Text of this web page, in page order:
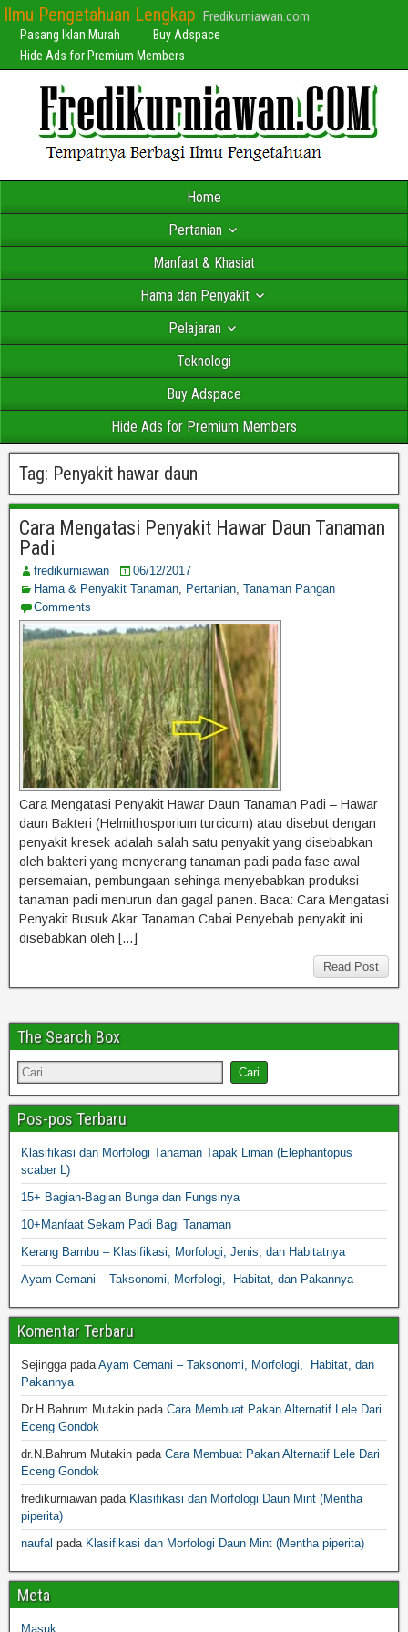
Ilmu Pengetahuan Lengkap Fredikurniawan.com
Pasang Iklan Murah
Buy Adspace
Hide Ads for Premium Members
Home
Pertanian
Manfaat & Khasiat
Hama dan Penyakit
Pelajaran
Teknologi
Buy Adspace
Hide Ads for Premium Members
Tag: Penyakit hawar daun
Cara Mengatasi Penyakit Hawar Daun Tanaman
Padi
fredikurniawan
06/12/2017
Hama & Penyakit Tanaman, Pertanian, Tanaman Pangan
Comments
Cara Mengatasi Penyakit Hawar Daun Tanaman Padi – Hawar
daun Bakteri (Helmithosporium turcicum) atau disebut dengan
penyakit kresek adalah salah satu penyakit yang disebabkan
oleh bakteri yang menyerang tanaman padi pada fase awal
persemaian, pembungaan sehinga menyebabkan produksi
tanaman padi menurun dan gagal panen. Baca: Cara Mengatasi
Penyakit Busuk Akar Tanaman Cabai Penyebab penyakit ini
disebabkan oleh […]
Read Post
The Search Box
Pos-pos Terbaru
Klasifikasi dan Morfologi Tanaman Tapak Liman (Elephantopus
scaber L)
15+ Bagian-Bagian Bunga dan Fungsinya
10+Manfaat Sekam Padi Bagi Tanaman
Kerang Bambu – Klasifikasi, Morfologi, Jenis, dan Habitatnya
Ayam Cemani – Taksonomi, Morfologi, Habitat, dan Pakannya
Komentar Terbaru
SejinggapadaAyam Cemani – Taksonomi, Morfologi, Habitat, dan
Pakannya
Dr.H.Bahrum Mutakin pada Cara Membuat Pakan Alternatif Lele Dari
Eceng Gondok
dr.N.Bahrum Mutakin pada Cara Membuat Pakan Alternatif Lele Dari
Eceng Gondok
fredikurniawan pada Klasifikasi dan Morfologi Daun Mint (Mentha
piperita)
naufal pada Klasifikasi dan Morfologi Daun Mint (Mentha piperita)
Meta
Masuk